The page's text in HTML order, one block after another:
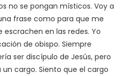
no se pongan místicos. Voy a
frase como para que me
en las redes. Yo
de obispo. Siempre
ser discípulo de Jesús, pero
cargo. Siento que el cargo